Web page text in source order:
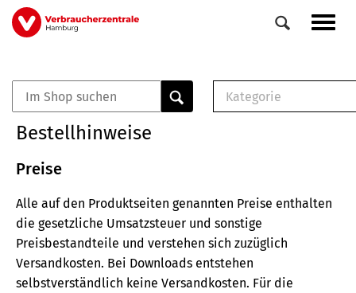
Direkt
zum
Veranstaltungen
0
Elemente
Kategorie
Broschüre
Buch
Bestellhinweise
Preise
Alle auf den Produktseiten genannten Preise enthalten
die gesetzliche Umsatzsteuer und sonstige
Preisbestandteile und verstehen sich zuzüglich
Versandkosten. Bei Downloads entstehen
selbstverständlich keine Versandkosten. Für die